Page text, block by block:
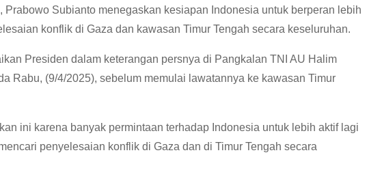
Prabowo Subianto menegaskan kesiapan Indonesia untuk berperan lebih
konflik di Gaza dan kawasan Timur Tengah secara keseluruhan.
Presiden dalam keterangan persnya di Pangkalan TNI AU Halim
Rabu, (9/4/2025), sebelum memulai lawatannya ke kawasan Timur
ini karena banyak permintaan terhadap Indonesia untuk lebih aktif lagi
penyelesaian konflik di Gaza dan di Timur Tengah secara